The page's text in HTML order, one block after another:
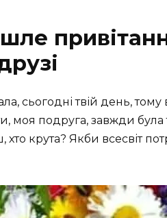
сьогодні твій день, тому
моя подруга, завжди була
хто крута? Якби всесвіт